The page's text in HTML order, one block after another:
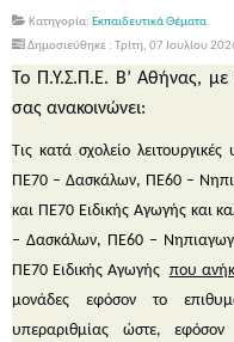
Κατηγορία: Εκπαιδευτικά Θέματα
Δημοσιεύθηκε : Τρίτη, 07 Ιουλίου
Το Π.Υ.Σ.Π.Ε. Β’ Αθήνας, με
σας ανακοινώνει:
Τις κατά σχολείο λειτουργικές
ΠΕ70 – Δασκάλων, ΠΕ60 –
και ΠΕ70 Ειδικής Αγωγήςκαι
– Δασκάλων, ΠΕ60 –
ΠΕ70 Ειδικής Αγωγής που
μονάδες εφόσον το
υπεραριθμίας ώστε, εφόσον